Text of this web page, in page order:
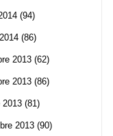
(94)
(86)
2013 (62)
2013 (86)
2013 (81)
2013 (90)